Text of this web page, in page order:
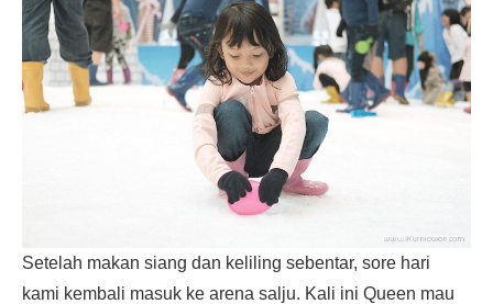
Setelah makan siang dan keliling sebentar, sore hari
kami kembali masuk ke arena salju. Kali ini Queen mau